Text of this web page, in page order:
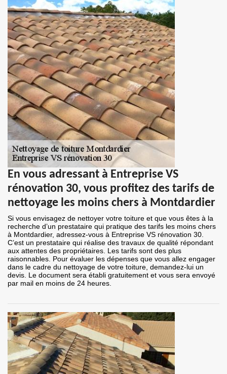
En vous adressant à Entreprise VS
rénovation 30, vous profitez des tarifs de
nettoyage les moins chers à Montdardier
Si vous envisagez de nettoyer votre toiture et que vous êtes à la
recherche d’un prestataire qui pratique des tarifs les moins chers
à Montdardier, adressez-vous à Entreprise VS rénovation 30.
C’est un prestataire qui réalise des travaux de qualité répondant
aux attentes des propriétaires. Les tarifs sont des plus
raisonnables. Pour évaluer les dépenses que vous allez engager
dans le cadre du nettoyage de votre toiture, demandez-lui un
devis. Le document sera établi gratuitement et vous sera envoyé
par mail en moins de 24 heures.